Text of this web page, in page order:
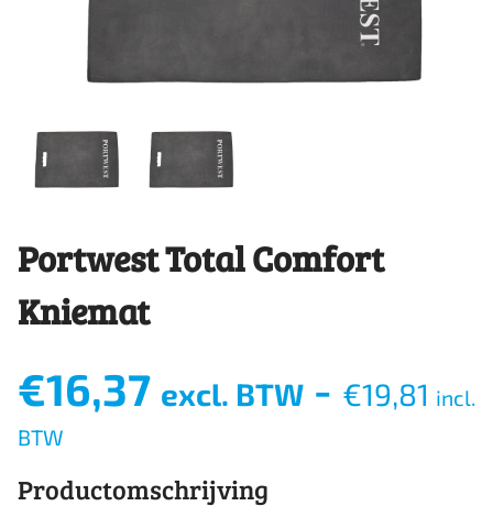
Portwest Total Comfort
Kniemat
€16,37 excl. BTW - €19,81 incl.
BTW
Productomschrijving